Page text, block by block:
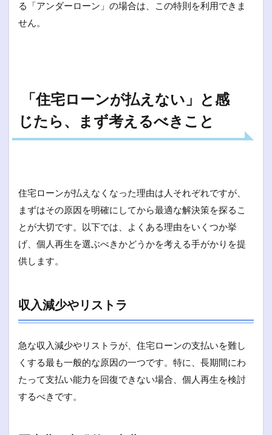
る「アンダーローン」の場合は、この特則を利用できま
せん。
「住宅ローンが払えない」と感
じたら、まず考えるべきこと
住宅ローンが払えなくなった理由は人それぞれですが、
まずはその原因を明確にしてから最適な解決策を探るこ
とが大切です。以下では、よくある理由をいくつか挙
げ、個人再生を選ぶべきかどうかを考える手がかりを提
供します。
収入減少やリストラ
急な収入減少やリストラが、住宅ローンの支払いを難し
くする最も一般的な原因の一つです。特に、長期間にわ
たって支払い能力を回復できない場合、個人再生を検討
するべきです。